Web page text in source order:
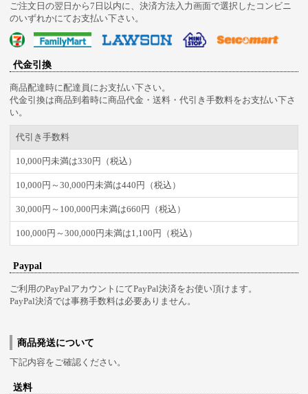
ご注文日の翌日から7日以内に、決済方法入力画面で選択したコンビニ
のいずれかにてお支払い下さい。
代金引換
商品配達時に配達員にお支払い下さい。
代金引換は商品到着時に商品代金・送料・代引き手数料をお支払い下さ
い。
代引き手数料
10,000円未満は330円（税込）
10,000円～30,000円未満は440円（税込）
30,000円～100,000円未満は660円（税込）
100,000円～300,000円未満は1,100円（税込）
Paypal
ご利用のPayPalアカウントにてPayPal決済をお使い頂けます。
PayPal決済では事務手数料は必要ありません。
商品発送について
下記内容をご確認ください。
送料